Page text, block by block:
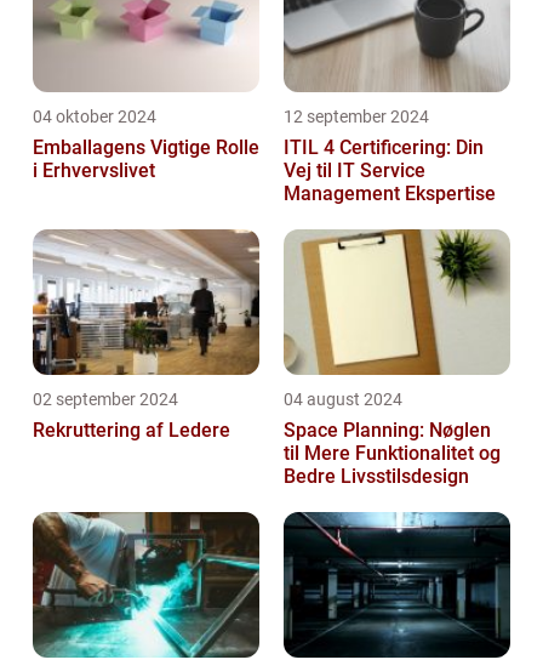
04 oktober 2024
Emballagens Vigtige Rolle
i Erhvervslivet
12 september 2024
ITIL 4 Certificering: Din
Vej til IT Service
Management Ekspertise
02 september 2024
Rekruttering af Ledere
04 august 2024
Space Planning: Nøglen
til Mere Funktionalitet og
Bedre Livsstilsdesign